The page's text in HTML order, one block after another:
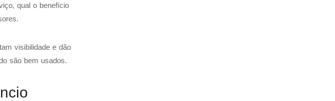
qual o benefício
visibilidade e dão
são bem usados.